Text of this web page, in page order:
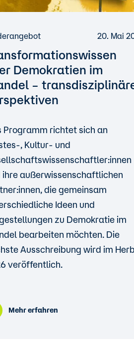
20. Mai
Demokratien im
–
Programm richtet sich an
, Kultur- und
ihre außerwissenschaftlichen
die gemeinsam
Ideen und
zu Demokratie im
bearbeiten möchten. Die
Ausschreibung wird im
veröffentlich.
Mehr erfahren